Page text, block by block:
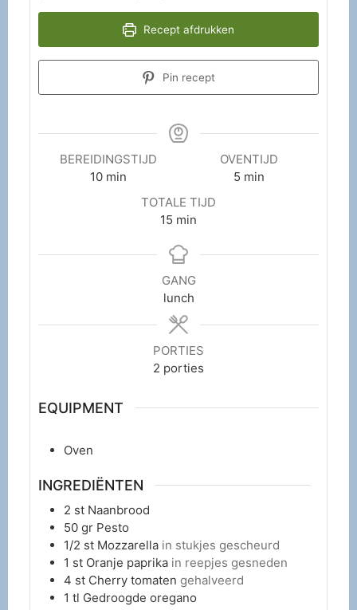
Recept afdrukken
Pin recept
BEREIDINGSTIJD
10 min
OVENTIJD
5 min
TOTALE TIJD
15 min
GANG
lunch
PORTIES
2 porties
EQUIPMENT
Oven
INGREDIËNTEN
2 st Naanbrood
50 gr Pesto
1/2 st Mozzarella in stukjes gescheurd
1 st Oranje paprika in reepjes gesneden
4 st Cherry tomaten gehalveerd
1 tl Gedroogde oregano